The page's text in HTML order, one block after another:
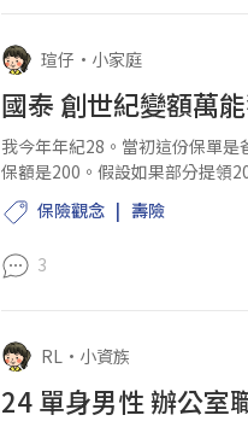
瑄仔 • 小家庭
國泰 創世紀變額萬
我今年年紀28。當初這份保單是
保額是200。假設如果部分提領
歲？還是會建議轉...
保險觀念 壽險
3
RL • 小資族
24 單身男性 辦公室